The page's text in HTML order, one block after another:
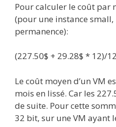
Pour calculer le coût par
(pour une instance small,
permanence):
(227.50$ + 29.28$ * 12)/
Le coût moyen d’un VM
mois en lissé. Car les
de suite. Pour cette
32 bit, sur une VM ayant